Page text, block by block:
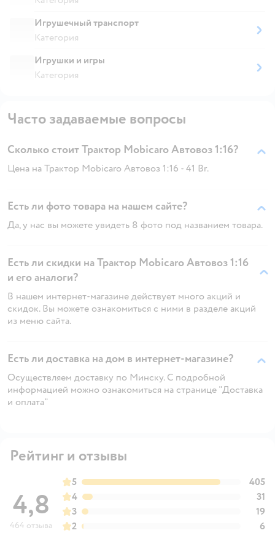
Игрушечный транспорт
Категория
Игрушки и игры
Категория
Часто задаваемые вопросы
Сколько стоит Трактор Mobicaro Автовоз 1:16?
Цена на Трактор Mobicaro Автовоз 1:16 - 41 Br.
Есть ли фото товара на нашем сайте?
Да, у нас вы можете увидеть 8 фото под названием товара.
Есть ли скидки на Трактор Mobicaro Автовоз 1:16
и его аналоги?
В нашем интернет-магазине действует много акций и
скидок. Вы можете ознакомиться с ними в разделе акций
из меню сайта.
Есть ли доставка на дом в интернет-магазине?
Осуществляем доставку по Минску. С подробной
информацией можно ознакомиться на странице "Доставка
и оплата"
Рейтинг и отзывы
4,8
464 отзыва
5
405
4
31
3
19
2
6